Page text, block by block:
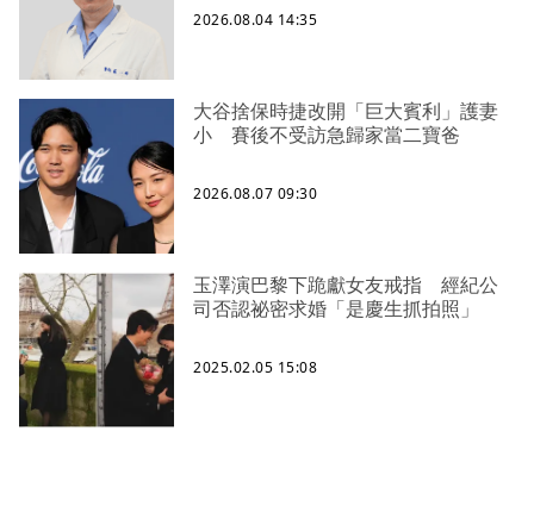
2026.08.04 14:35
大谷捨保時捷改開「巨大賓利」護妻
小 賽後不受訪急歸家當二寶爸
2026.08.07 09:30
玉澤演巴黎下跪獻女友戒指 經紀公
司否認祕密求婚「是慶生抓拍照」
2025.02.05 15:08